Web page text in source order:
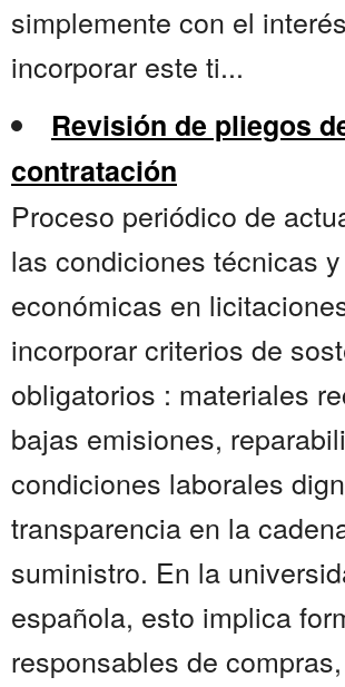
simplemente con el
incorporar este ti...
Revisión de pliegos
contratación
Proceso periódico de
las condiciones técnicas y
económicas en
incorporar criterios de
obligatorios : materiales
bajas emisiones,
condiciones laborales
transparencia en la
suministro. En la
española, esto implica
responsables de